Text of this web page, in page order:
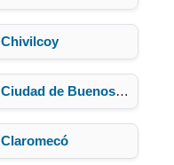
Chivilcoy
Ciudad de Buenos Aires
Claromecó